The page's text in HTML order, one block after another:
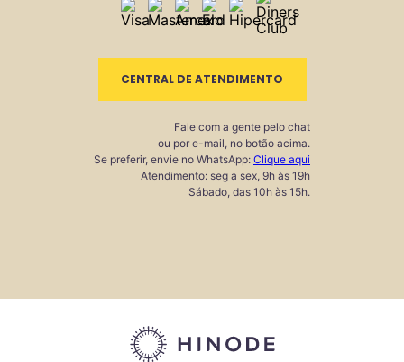
CENTRAL DE ATENDIMENTO
Fale com a gente pelo chat
ou por e-mail, no botão acima.
Se preferir, envie no WhatsApp: Clique aqui
Atendimento: seg a sex, 9h às 19h
Sábado, das 10h às 15h.